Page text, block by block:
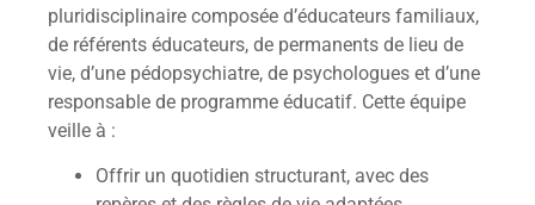
pluridisciplinaire composée d’éducateurs familiaux,
de référents éducateurs, de permanents de lieu de
vie, d’une pédopsychiatre, de psychologues et d’une
responsable de programme éducatif. Cette équipe
veille à :
Offrir un quotidien structurant, avec des